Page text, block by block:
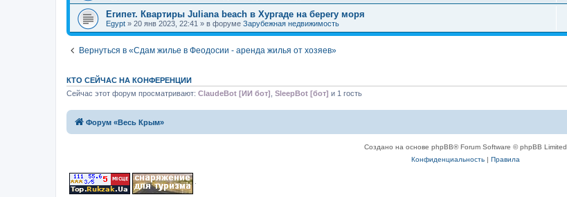
Египет. Квартиры Juliana beach в Хургаде на берегу моря
Egypt » 20 янв 2023, 22:41 » в форуме Зарубежная недвижимость
Вернуться в «Сдам жилье в Феодосии - аренда жилья от хозяев»
КТО СЕЙЧАС НА КОНФЕРЕНЦИИ
Сейчас этот форум просматривают: ClaudeBot [ИИ бот] SleepBot [бот] и 1 гость
Форум «Весь Крым»
Создано на основе phpBB® Forum Software © phpBB Limited
Конфиденциальность| Правила